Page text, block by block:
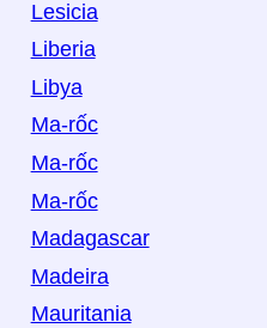
Lesicia
Liberia
Libya
Ma-rốc
Ma-rốc
Ma-rốc
Madagascar
Madeira
Mauritania